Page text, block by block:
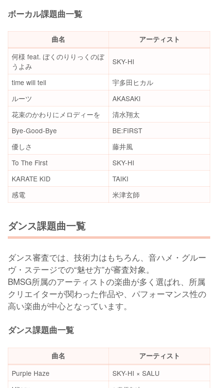
ボーカル課題曲一覧
曲名 アーティスト
何様 feat. ぼくのりりっくのぼ
うよみ
SKY-HI
time will tell
宇多田ヒカル
ルーツ
AKASAKI
花束のかわりにメロディーを
清水翔太
Bye-Good-Bye
BE:FIRST
優しさ
藤井風
To The First
SKY-HI
KARATE KID
TAIKI
感電
米津玄師
ダンス課題曲一覧
ダンス審査では、技術力はもちろん、音ハメ・グルー
ヴ・ステージでの“魅せ方”が審査対象。
BMSG所属のアーティストの楽曲が多く選ばれ、所属
クリエイターが関わった作品や、パフォーマンス性の
高い楽曲が中心となっています。
ダンス課題曲一覧
曲名 アーティスト
Purple Haze
SKY-HI × SALU